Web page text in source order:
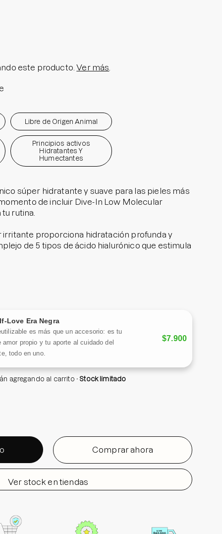
manchitas pos acné
este producto.Ver más
Libre de Origen Animal
Principios activos
Hidratantes Y
Humectantes
súper hidratante y suave para las pieles más
de incluir Dive-In Low Molecular
rutina.
irritante proporciona hidratación profunda y
de 5 tipos de ácido hialurónico que estimula
rostro.
Love Era Negra
es más que un accesorio: es tu
amor propio y tu aporte al cuidado del
todo en uno.
$7.900
agregando al carrito Stock limitado
Comprar ahora
Ver stock en tiendas